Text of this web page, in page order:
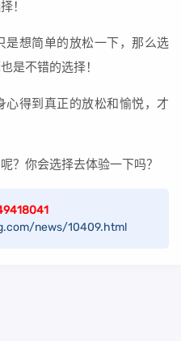
！
是想简单的放松一下，那么选
是不错的选择！
心得到真正的放松和愉悦，才
？你会选择去体验一下吗？
news/10409.html